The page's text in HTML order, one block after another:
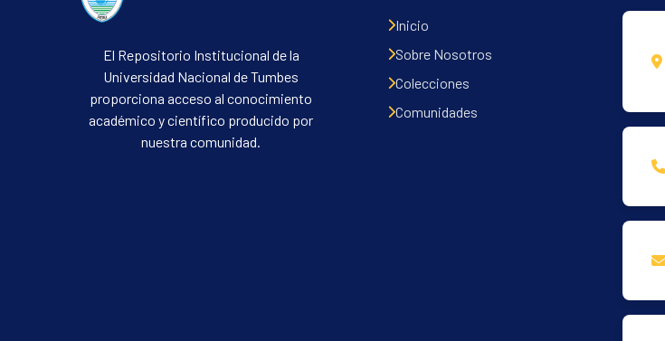
El Repositorio Institucional de la
Universidad Nacional de Tumbes
proporciona acceso al conocimiento
académico y científico producido por
nuestra comunidad.
Inicio
Sobre Nosotros
Colecciones
Comunidades